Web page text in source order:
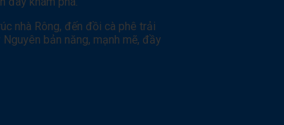
nhà Rông, đến đồi cà phê trải
bản năng, mạnh mẽ, đầy